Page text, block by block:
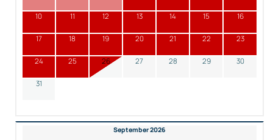
10 11 12 13 14 15 16
17 18 19 20 21 22 23
24 25 26 27 28 29 30
31
September 2026